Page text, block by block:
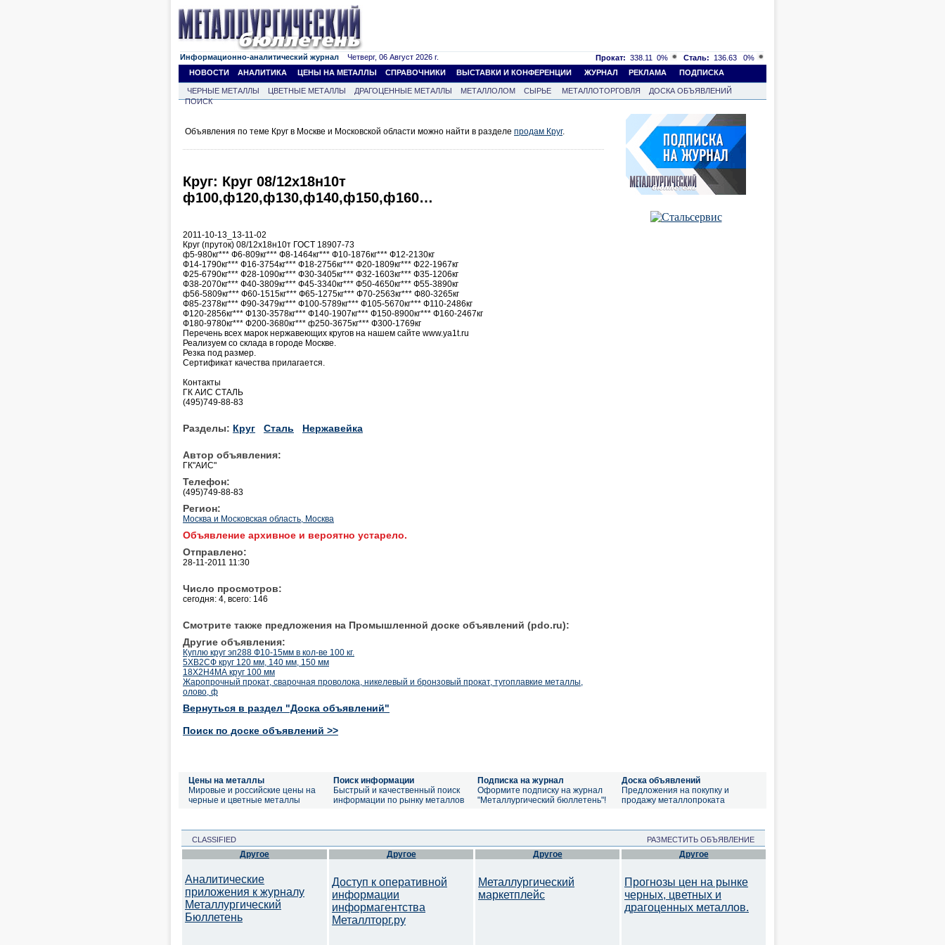
Информационно-аналитический журнал Четверг, 06 Август 2026 г. Прокат: 338.11 0% Сталь: 136.63
0%
НОВОСТИ
АНАЛИТИКА ЦЕНЫ НА МЕТАЛЛЫ СПРАВОЧНИКИ ВЫСТАВКИ И КОНФЕРЕНЦИИ ЖУРНАЛ РЕКЛАМА ПОДПИСКА
ЧЕРНЫЕ МЕТАЛЛЫ ЦВЕТНЫЕ МЕТАЛЛЫ ДРАГОЦЕННЫЕ МЕТАЛЛЫ МЕТАЛЛОЛОМ СЫРЬЕ МЕТАЛЛОТОРГОВЛЯ
ДОСКА ОБЪЯВЛЕНИЙ
ПОИСК
Объявления по теме Круг в Москве и Московской области можно найти в разделе продам Круг.
Круг: Круг 08/12х18н10т
ф100,ф120,ф130,ф140,ф150,ф160…
2011-10-13_13-11-02
Круг (пруток) 08/12х18н10т ГОСТ 18907-73
ф5-980кг*** Ф6-809кг*** Ф8-1464кг*** Ф10-1876кг*** Ф12-2130кг
Ф14-1790кг*** Ф16-3754кг*** Ф18-2756кг*** Ф20-1809кг*** Ф22-1967кг
Ф25-6790кг*** Ф28-1090кг*** Ф30-3405кг*** Ф32-1603кг*** Ф35-1206кг
Ф38-2070кг*** Ф40-3809кг*** Ф45-3340кг*** Ф50-4650кг*** Ф55-3890кг
ф56-5809кг*** Ф60-1515кг*** Ф65-1275кг*** Ф70-2563кг*** Ф80-3265кг
Ф85-2378кг*** Ф90-3479кг*** Ф100-5789кг*** Ф105-5670кг*** Ф110-2486кг
Ф120-2856кг*** Ф130-3578кг*** Ф140-1907кг*** Ф150-8900кг*** Ф160-2467кг
Ф180-9780кг*** Ф200-3680кг*** ф250-3675кг*** Ф300-1769кг
Перечень всех марок нержавеющих кругов на нашем сайте www.ya1t.ru
Реализуем со склада в городе Москве.
Резка под размер.
Сертификат качества прилагается.
Контакты
ГК АИС СТАЛЬ
(495)749-88-83
Разделы: Круг Сталь Нержавейка
Автор объявления:
ГК"АИС"
Телефон:
(495)749-88-83
Регион:
Москва и Московская область, Москва
Объявление архивное и вероятно устарело.
Отправлено:
28-11-2011 11:30
Число просмотров:
сегодня: 4, всего: 146
Смотрите также предложения на Промышленной доске объявлений (pdo.ru):
Другие объявления:
Куплю круг эп288 Ф10-15мм в кол-ве 100 кг.
5ХВ2СФ круг 120 мм, 140 мм, 150 мм
18Х2Н4МА круг 100 мм
Жаропрочный прокат, сварочная проволока, никелевый и бронзовый прокат, тугоплавкие металлы,
олово, ф
Вернуться в раздел "Доска объявлений"
Поиск по доске объявлений >>
Цены на металлы
Мировые и российские цены на
черные и цветные металлы
Поиск информации
Быстрый и качественный поиск
информации по рынку металлов
Подписка на журнал
Оформите подписку на журнал
"Металлургический бюллетень"!
Доска объявлений
Предложения на покупку и
продажу металлопроката
CLASSIFIED РАЗМЕСТИТЬ ОБЪЯВЛЕНИЕ
Другое
Аналитические
приложения к журналу
Металлургический
Бюллетень
Другое
Доступ к оперативной
информации
информагентства
Металлторг.ру
Другое
Металлургический
маркетплейс
Другое
Прогнозы цен на рынке
черных, цветных и
драгоценных металлов.